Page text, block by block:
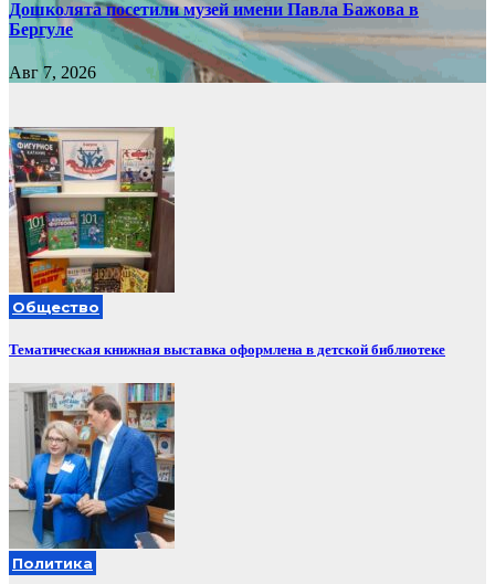
Дошколята посетили музей имени Павла Бажова в
Бергуле
Авг 7, 2026
Общество
Тематическая книжная выставка оформлена в детской библиотеке
Политика